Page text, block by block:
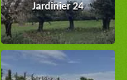
Jardinier 24